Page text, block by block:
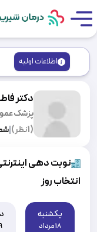
اطلاعات اولیه
دکتر
پزشک
(
1نظر)
نوبت دهی
انتخاب روز
یکشنبه
18 مرداد 19